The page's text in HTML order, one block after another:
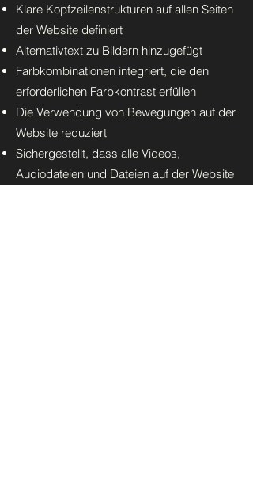
Klare Kopfzeilenstrukturen auf allen Seiten
der Website definiert
Alternativtext zu Bildern hinzugefügt
Farbkombinationen integriert, die den
erforderlichen Farbkontrast erfüllen
Die Verwendung von Bewegungen auf der
Website reduziert
Sichergestellt, dass alle Videos,
Audiodateien und Dateien auf der Website